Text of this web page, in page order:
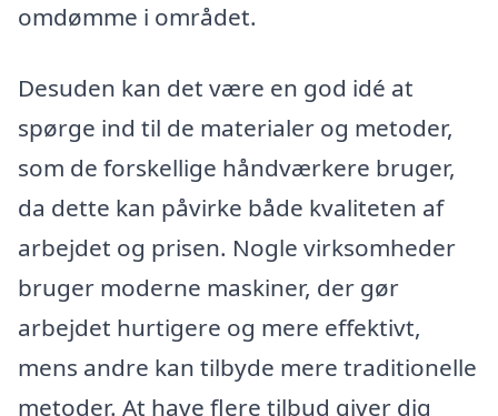
omdømme i området.
Desuden kan det være en god idé at
spørge ind til de materialer og metoder,
som de forskellige håndværkere bruger,
da dette kan påvirke både kvaliteten af
arbejdet og prisen. Nogle virksomheder
bruger moderne maskiner, der gør
arbejdet hurtigere og mere effektivt,
mens andre kan tilbyde mere traditionelle
metoder. At have flere tilbud giver dig